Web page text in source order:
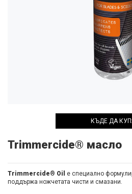
КЪДЕ ДА
Trimmercide® масло
Trimmercide® Oil
е специално
поддържа ножчетата чисти и смазани.